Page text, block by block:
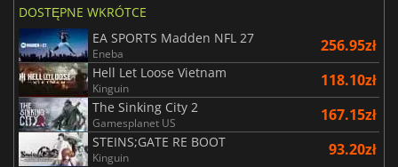
DOSTĘPNE WKRÓTCE
EA SPORTS Madden NFL 27
Eneba 256.95zł
Hell Let Loose Vietnam
Kinguin 118.10zł
The Sinking City 2
Gamesplanet US 167.15zł
STEINS;GATE RE BOOT
Kinguin 93.20zł